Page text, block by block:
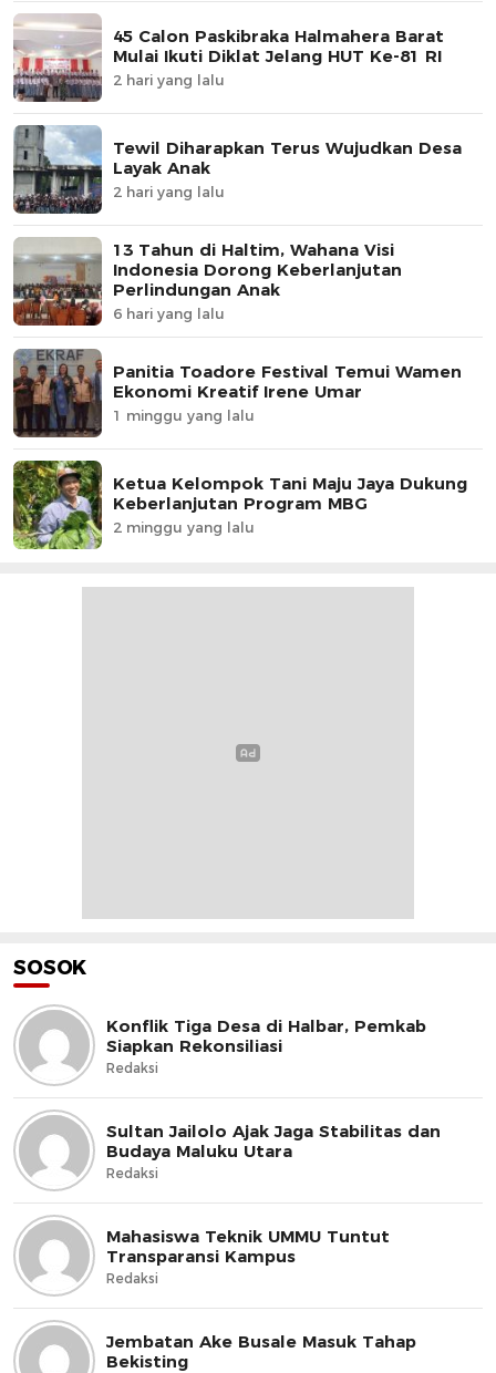
45 Calon Paskibraka Halmahera Barat
Mulai Ikuti Diklat Jelang HUT Ke-81 RI
2 hari yang lalu
Tewil Diharapkan Terus Wujudkan Desa
Layak Anak
2 hari yang lalu
13 Tahun di Haltim, Wahana Visi
Indonesia Dorong Keberlanjutan
Perlindungan Anak
6 hari yang lalu
Panitia Toadore Festival Temui Wamen
Ekonomi Kreatif Irene Umar
1 minggu yang lalu
Ketua Kelompok Tani Maju Jaya Dukung
Keberlanjutan Program MBG
2 minggu yang lalu
SOSOK
Konflik Tiga Desa di Halbar, Pemkab
Siapkan Rekonsiliasi
Redaksi
Sultan Jailolo Ajak Jaga Stabilitas dan
Budaya Maluku Utara
Redaksi
Mahasiswa Teknik UMMU Tuntut
Transparansi Kampus
Redaksi
Jembatan Ake Busale Masuk Tahap
Bekisting